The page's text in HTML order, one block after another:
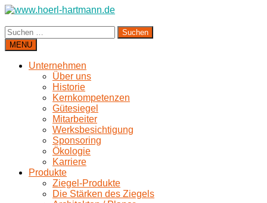
Suchen
nach:
MENU
Unternehmen
Über uns
Historie
Kernkompetenzen
Gütesiegel
Mitarbeiter
Werksbesichtigung
Sponsoring
Ökologie
Karriere
Produkte
Ziegel-Produkte
Die Stärken des Ziegels